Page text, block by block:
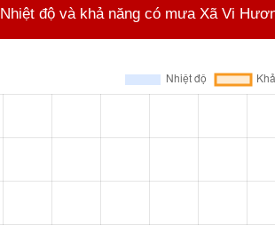
Nhiệt độ và khả năng có mưa Xã Vi